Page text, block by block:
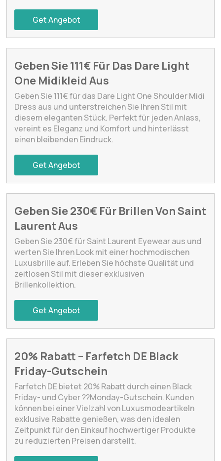
Get Angebot
Geben Sie 111€ Für Das Dare Light
One Midikleid Aus
Geben Sie 111€ für das Dare Light One Shoulder Midi
Dress aus und unterstreichen Sie Ihren Stil mit
diesem eleganten Stück. Perfekt für jeden Anlass,
vereint es Eleganz und Komfort und hinterlässt
einen bleibenden Eindruck.
Get Angebot
Geben Sie 230€ Für Brillen Von Saint
Laurent Aus
Geben Sie 230€ für Saint Laurent Eyewear aus und
werten Sie Ihren Look mit einer hochmodischen
Luxusbrille auf. Erleben Sie höchste Qualität und
zeitlosen Stil mit dieser exklusiven
Brillenkollektion.
Get Angebot
20% Rabatt – Farfetch DE Black
Friday-Gutschein
Farfetch DE bietet 20% Rabatt durch einen Black
Friday- und Cyber ??Monday-Gutschein. Kunden
können bei einer Vielzahl von Luxusmodeartikeln
exklusive Rabatte genießen, was den idealen
Zeitpunkt für den Einkauf hochwertiger Produkte
zu reduzierten Preisen darstellt.